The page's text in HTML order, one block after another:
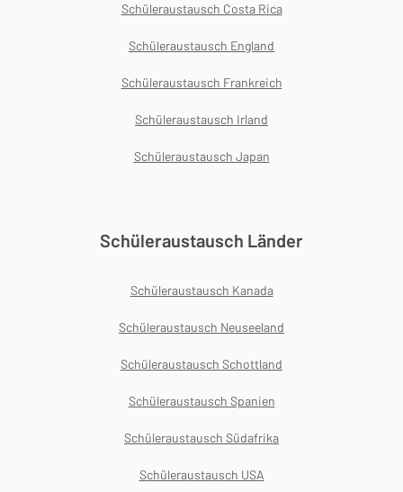
Schüleraustausch Costa Rica
Schüleraustausch England
Schüleraustausch Frankreich
Schüleraustausch Irland
Schüleraustausch Japan
Schüleraustausch Länder
Schüleraustausch Kanada
Schüleraustausch Neuseeland
Schüleraustausch Schottland
Schüleraustausch Spanien
Schüleraustausch Südafrika
Schüleraustausch USA